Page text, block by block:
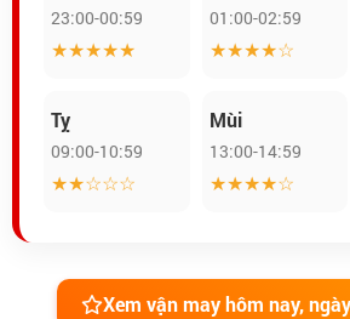
23:00-00:59
★★★★★
01:00-02:59
★★★★☆
Tỵ
09:00-10:59
★★☆☆☆
Mùi
13:00-14:59
★★★★☆
Xem vận may hôm nay,